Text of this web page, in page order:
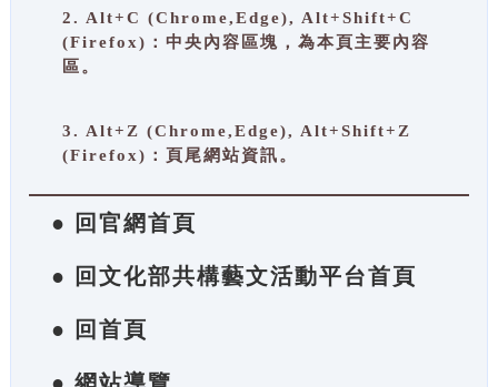
2. Alt+C (Chrome,Edge), Alt+Shift+C
(Firefox)：中央內容區塊，為本頁主要內容
區。
3. Alt+Z (Chrome,Edge), Alt+Shift+Z
(Firefox)：頁尾網站資訊。
● 回官網首頁
● 回文化部共構藝文活動平台首頁
● 回首頁